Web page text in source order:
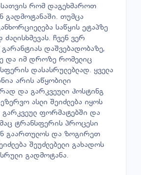
რომ დაგეხმაროთ
გადმოტანაში. თუმცა
საწყის ეტაპზე
ჩვენ ვერ
დაშვებადობაზე,
და იმ დროზე რომელიც
დასასრულებლად. ყველა
არის აწყობილი
და გარკვეული ჰოსტინგ
ასლი შეიძლება იყოს
გარკვეულ ფორმატებში და
ტრანსფერის პროცესი
გაართულოს და ზოგირეთ
შეუძლებელი გახადოს
გადმოტანა.